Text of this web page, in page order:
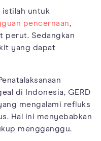
istilah untuk
pencernaan,
perut. Sedangkan
yang dapat
di Indonesia, GERD
mengalami refluks
Hal ini menyebabkan
mengganggu.